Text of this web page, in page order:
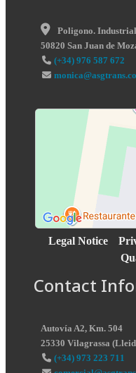
Poligono.
50820 San Juan de
(+34) 976 587 672
Legal Notice
Contact
Autovía A2, Km. 504
25330 Vilagrassa (
(+34) 973 223 711